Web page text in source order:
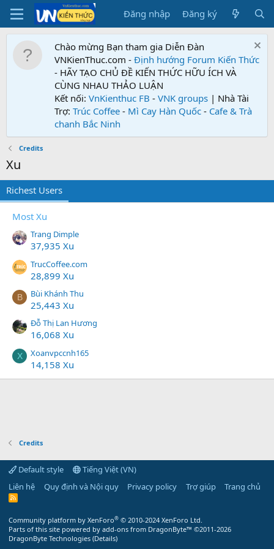
Đăng nhập Đăng ký
Chào mừng Bạn tham gia Diễn Đàn
VNKienThuc.com - Định hướng Forum Kiến Thức
- HÃY TẠO CHỦ ĐỀ KIẾN THỨC HỮU ÍCH VÀ
CÙNG NHAU THẢO LUẬN
Kết nối: VnKienthuc FB - VNK groups | Nhà Tài
Trợ: Trúc Coffee - Mì Cay Hàn Quốc - Cafe & Trà
chanh Bắc Ninh
Credits
Xu
Richest Users
Most Xu
Trang Dimple
37,935 Xu
TrucCoffee.com
28,899 Xu
B Bùi Khánh Thu
25,443 Xu
Đỗ Thị Lan Hương
16,068 Xu
X Xoanvpccnh165
14,158 Xu
Credits
Default style
Tiếng Việt (VN)
Liên hệ
Quy định và Nội quy Privacy policy Trợ giúp Trang chủ
R
Community platform by XenForo® © 2010-2024 XenForo Ltd.
Parts of this site powered by add-ons from DragonByte™ ©2011-2026
DragonByte Technologies (Details)